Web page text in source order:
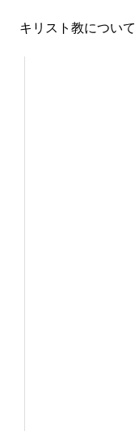
キリスト教について